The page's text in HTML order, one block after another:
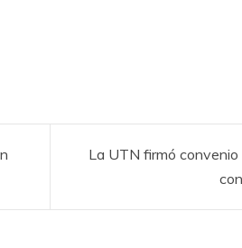
La UTN firmó